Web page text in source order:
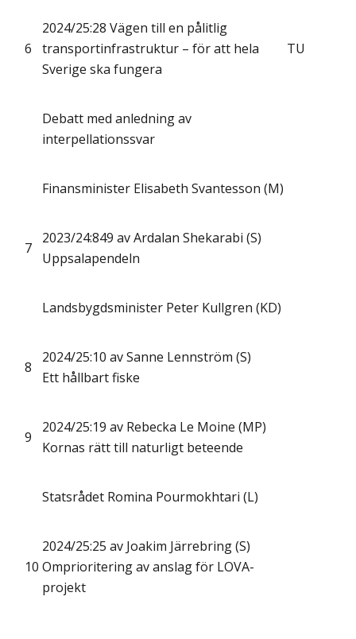
6
2024/25:28 Vägen till en pålitlig
transportinfrastruktur – för att hela
Sverige ska fungera
TU
Debatt med anledning av
interpellationssvar
Finansminister Elisabeth Svantesson (M)
7
2023/24:849 av Ardalan Shekarabi (S)
Uppsalapendeln
Landsbygdsminister Peter Kullgren (KD)
8
2024/25:10 av Sanne Lennström (S)
Ett hållbart fiske
9
2024/25:19 av Rebecka Le Moine (MP)
Kornas rätt till naturligt beteende
Statsrådet Romina Pourmokhtari (L)
10
2024/25:25 av Joakim Järrebring (S)
Omprioritering av anslag för LOVA-
projekt